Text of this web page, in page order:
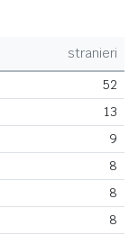
stranieri
52
13
9
8
8
8